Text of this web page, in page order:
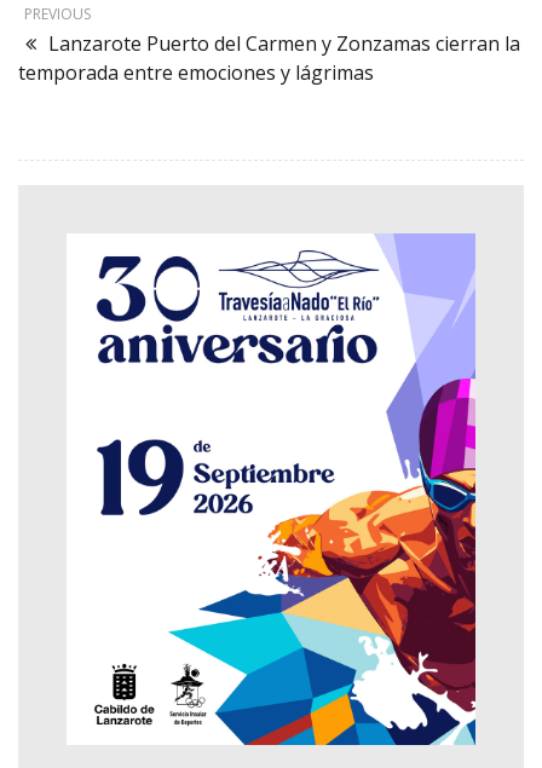
PREVIOUS
Lanzarote Puerto del Carmen y Zonzamas cierran la
temporada entre emociones y lágrimas